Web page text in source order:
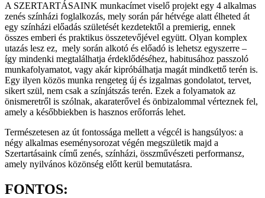
A SZERTARTÁSAINK munkacímet viselő projekt egy 4 alkalmas
zenés színházi foglalkozás, mely során pár hétvége alatt élheted át
egy színházi előadás születését kezdetektől a premierig, ennek
összes emberi és praktikus összetevőjével együtt. Olyan komplex
utazás lesz ez, mely során alkotó és előadó is lehetsz egyszerre –
így mindenki megtalálhatja érdeklődéséhez, habitusához passzoló
munkafolyamatot, vagy akár kipróbálhatja magát mindkettő terén is.
Egy ilyen közös munka rengeteg új és izgalmas gondolatot, tervet,
sikert szül, nem csak a színjátszás terén. Ezek a folyamatok az
önismeretről is szólnak, akaraterővel és önbizalommal vérteznek fel,
amely a későbbiekben is hasznos erőforrás lehet.
Természetesen az út fontossága mellett a végcél is hangsúlyos: a
négy alkalmas eseménysorozat végén megszületik majd a
Szertartásaink című zenés, színházi, összművészeti performansz,
amely nyilvános közönség előtt kerül bemutatásra.
FONTOS: